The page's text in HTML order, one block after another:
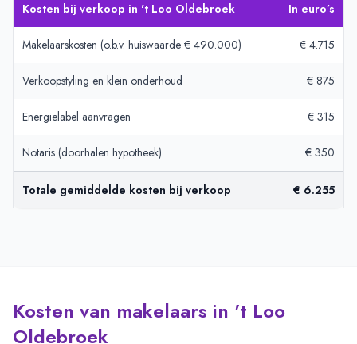
Kosten bij verkoop in 't Loo Oldebroek In euro’s
Makelaarskosten (o.b.v. huiswaarde € 490.000) € 4.715
Verkoopstyling en klein onderhoud € 875
Energielabel aanvragen € 315
Notaris (doorhalen hypotheek) € 350
Totale gemiddelde kosten bij verkoop € 6.255
Kosten van makelaars in 't Loo
Oldebroek